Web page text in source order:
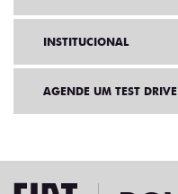
INSTITUCIONAL
AGENDE UM TEST DRIVE